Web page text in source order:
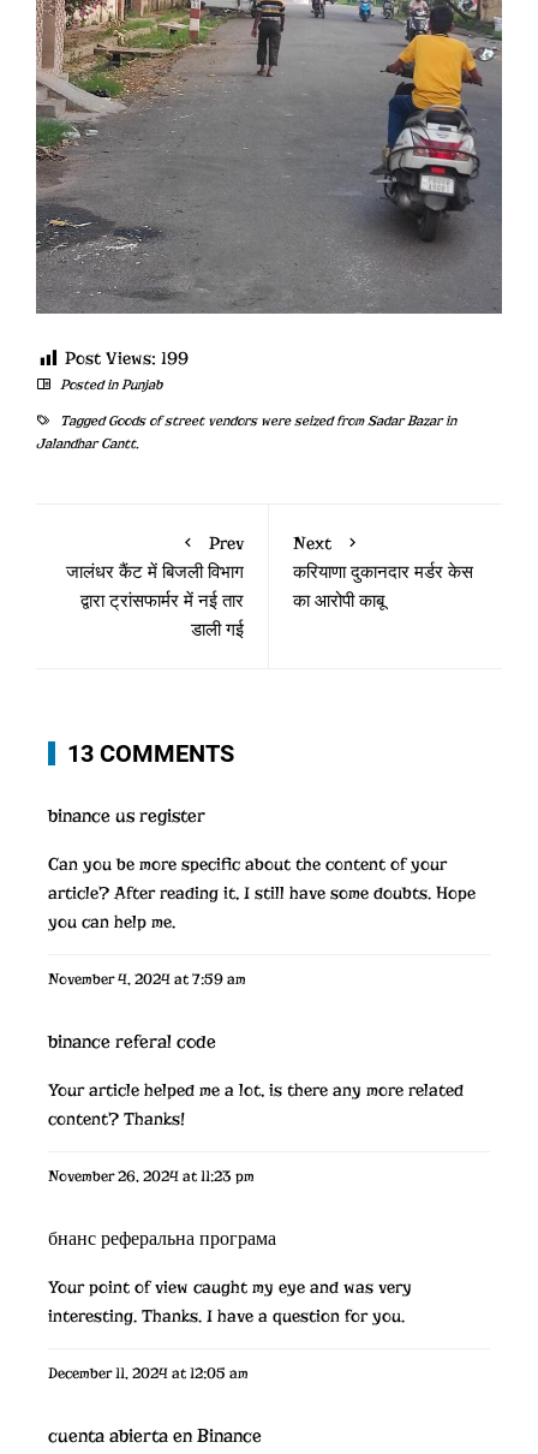
Post Views: 199
Posted inPunjab
TaggedGoods of street vendors were seized from Sadar Bazar in
Jalandhar Cantt.
Prev
जालंधर कैंट में बिजली विभाग
द्वारा ट्रांसफार्मर में नई तार
डाली गई
Next
करियाणा दुकानदार मर्डर केस
का आरोपी काबू
13 COMMENTS
binance us register
Can you be more specific about the content of your
article? After reading it, I still have some doubts. Hope
you can help me.
November 4, 2024 at 7:59 am
binance referal code
Your article helped me a lot, is there any more related
content? Thanks!
November 26, 2024 at 11:23 pm
бнанс реферальна програма
Your point of view caught my eye and was very
interesting. Thanks. I have a question for you.
December 11, 2024 at 12:05 am
cuenta abierta en Binance